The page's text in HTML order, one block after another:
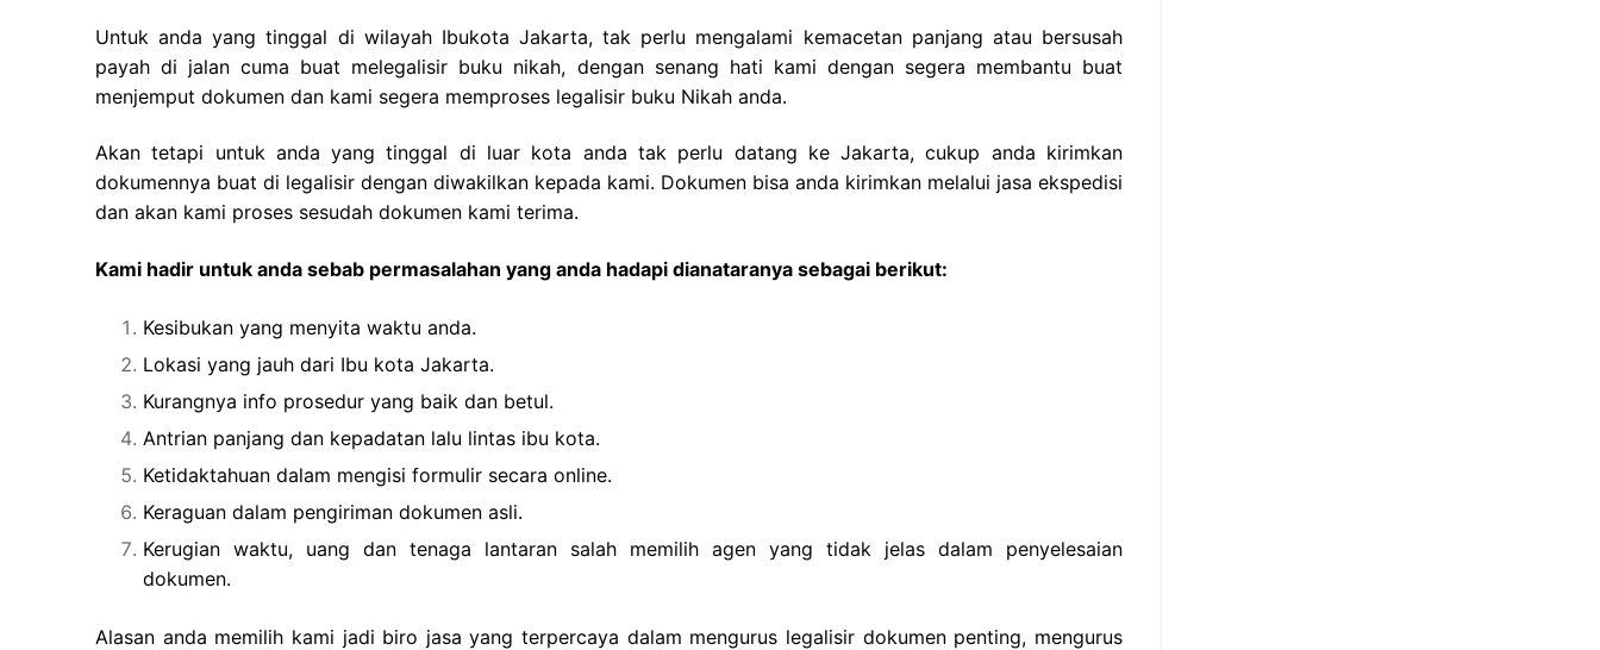
Untuk anda yang tinggal di wilayah Ibukota Jakarta, tak perlu mengalami kemacetan panjang atau bersusah
payah di jalan cuma buat melegalisir buku nikah, dengan senang hati kami dengan segera membantu buat
menjemput dokumen dan kami segera memproses legalisir buku Nikah anda.
Akan tetapi untuk anda yang tinggal di luar kota anda tak perlu datang ke Jakarta, cukup anda kirimkan
dokumennya buat di legalisir dengan diwakilkan kepada kami. Dokumen bisa anda kirimkan melalui jasa ekspedisi
dan akan kami proses sesudah dokumen kami terima.
Kami hadir untuk anda sebab permasalahan yang anda hadapi dianataranya sebagai berikut:
Kesibukan yang menyita waktu anda.
Lokasi yang jauh dari Ibu kota Jakarta.
Kurangnya info prosedur yang baik dan betul.
Antrian panjang dan kepadatan lalu lintas ibu kota.
Ketidaktahuan dalam mengisi formulir secara online.
Keraguan dalam pengiriman dokumen asli.
Kerugian waktu, uang dan tenaga lantaran salah memilih agen yang tidak jelas dalam penyelesaian
dokumen.
Alasan anda memilih kami jadi biro jasa yang terpercaya dalam mengurus legalisir dokumen penting, mengurus